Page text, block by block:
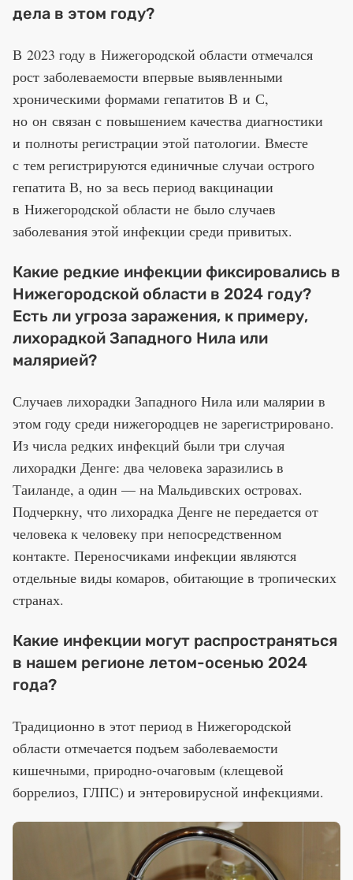
дела в этом году?
В 2023 году в Нижегородской области отмечался
рост заболеваемости впервые выявленными
хроническими формами гепатитов В и С,
но он связан с повышением качества диагностики
и полноты регистрации этой патологии. Вместе
с тем регистрируются единичные случаи острого
гепатита В, но за весь период вакцинации
в Нижегородской области не было случаев
заболевания этой инфекции среди привитых.
Какие редкие инфекции фиксировались в
Нижегородской области в 2024 году?
Есть ли угроза заражения, к примеру,
лихорадкой Западного Нила или
малярией?
Случаев лихорадки Западного Нила или малярии в
этом году среди нижегородцев не зарегистрировано.
Из числа редких инфекций были три случая
лихорадки Денге: два человека заразились в
Таиланде, а один — на Мальдивских островах.
Подчеркну, что лихорадка Денге не передается от
человека к человеку при непосредственном
контакте. Переносчиками инфекции являются
отдельные виды комаров, обитающие в тропических
странах.
Какие инфекции могут распространяться
в нашем регионе летом-осенью 2024
года?
Традиционно в этот период в Нижегородской
области отмечается подъем заболеваемости
кишечными, природно-очаговым (клещевой
боррелиоз, ГЛПС) и энтеровирусной инфекциями.